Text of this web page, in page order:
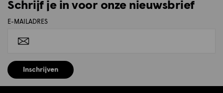
Schrijf je in voor onze nieuwsbrief
E-MAILADRES
Inschrijven